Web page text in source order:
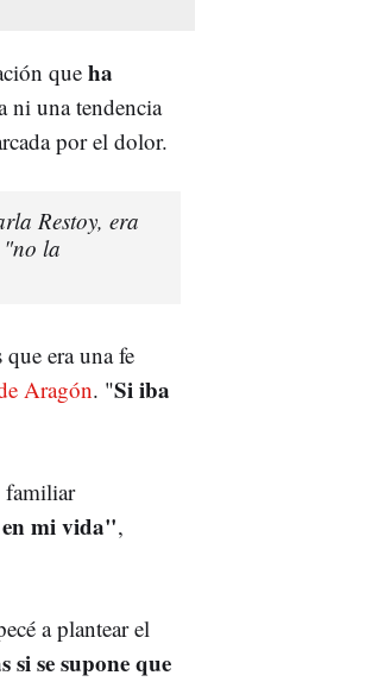
que ha
ni una tendencia
por el dolor.
Restoy, era
"no la
era una fe
Aragón. "Si iba
familiar
mi vida",
a plantear el
si se supone que